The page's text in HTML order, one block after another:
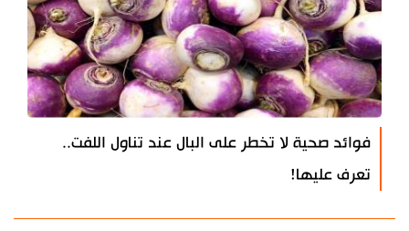
فوائد صحية لا تخطر على البال عند تناول اللفت..
تعرف عليها!